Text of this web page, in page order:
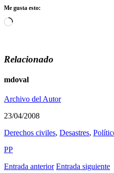
Me gusta esto:
Cargando...
Relacionado
mdoval
Archivo del Autor
23/04/2008
Derechos civiles, Desastres,
PP
Entrada anterior Entrada siguiente